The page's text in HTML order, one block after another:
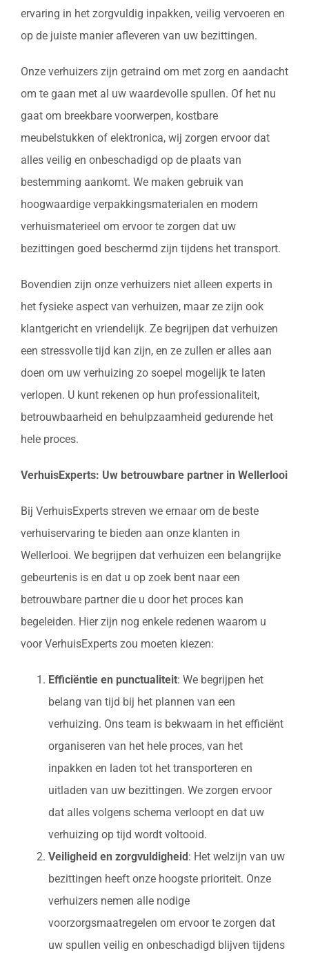
ervaring in het zorgvuldig inpakken, veilig vervoeren en
op de juiste manier afleveren van uw bezittingen.
Onze verhuizers zijn getraind om met zorg en aandacht
om te gaan met al uw waardevolle spullen. Of het nu
gaat om breekbare voorwerpen, kostbare
meubelstukken of elektronica, wij zorgen ervoor dat
alles veilig en onbeschadigd op de plaats van
bestemming aankomt. We maken gebruik van
hoogwaardige verpakkingsmaterialen en modern
verhuismaterieel om ervoor te zorgen dat uw
bezittingen goed beschermd zijn tijdens het transport.
Bovendien zijn onze verhuizers niet alleen experts in
het fysieke aspect van verhuizen, maar ze zijn ook
klantgericht en vriendelijk. Ze begrijpen dat verhuizen
een stressvolle tijd kan zijn, en ze zullen er alles aan
doen om uw verhuizing zo soepel mogelijk te laten
verlopen. U kunt rekenen op hun professionaliteit,
betrouwbaarheid en behulpzaamheid gedurende het
hele proces.
VerhuisExperts: Uw betrouwbare partner in Wellerlooi
Bij VerhuisExperts streven we ernaar om de beste
verhuiservaring te bieden aan onze klanten in
Wellerlooi. We begrijpen dat verhuizen een belangrijke
gebeurtenis is en dat u op zoek bent naar een
betrouwbare partner die u door het proces kan
begeleiden. Hier zijn nog enkele redenen waarom u
voor VerhuisExperts zou moeten kiezen:
Efficiëntie en punctualiteit: We begrijpen het
belang van tijd bij het plannen van een
verhuizing. Ons team is bekwaam in het efficiënt
organiseren van het hele proces, van het
inpakken en laden tot het transporteren en
uitladen van uw bezittingen. We zorgen ervoor
dat alles volgens schema verloopt en dat uw
verhuizing op tijd wordt voltooid.
Veiligheid en zorgvuldigheid : Het welzijn van uw
bezittingen heeft onze hoogste prioriteit. Onze
verhuizers nemen alle nodige
voorzorgsmaatregelen om ervoor te zorgen dat
uw spullen veilig en onbeschadigd blijven tijdens